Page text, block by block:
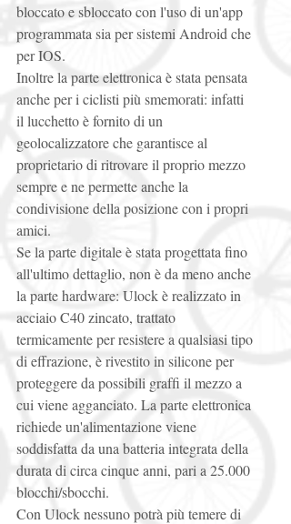
bloccato e sbloccato con l'uso di un'app
programmata sia per sistemi Android che
per IOS.
Inoltre la parte elettronica è stata pensata
anche per i ciclisti più smemorati: infatti
il lucchetto è fornito di un
geolocalizzatore che garantisce al
proprietario di ritrovare il proprio mezzo
sempre e ne permette anche la
condivisione della posizione con i propri
amici.
Se la parte digitale è stata progettata fino
all'ultimo dettaglio, non è da meno anche
la parte hardware: Ulock è realizzato in
acciaio C40 zincato, trattato
termicamente per resistere a qualsiasi tipo
di effrazione, è rivestito in silicone per
proteggere da possibili grafﬁ il mezzo a
cui viene agganciato. La parte elettronica
richiede un'alimentazione viene
soddisfatta da una batteria integrata della
durata di circa cinque anni, pari a 25.000
blocchi/sbocchi.
Con Ulock nessuno potrà più temere di